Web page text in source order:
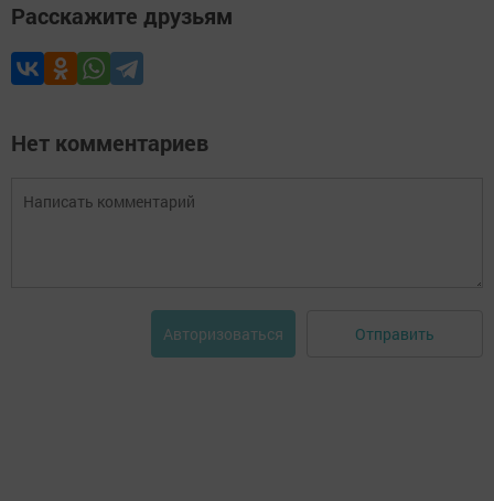
Расскажите друзьям
Нет комментариев
Авторизоваться Отправить